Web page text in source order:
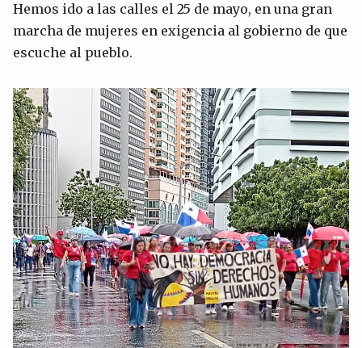
Hemos ido a las calles el 25 de mayo, en una gran
marcha de mujeres en exigencia al gobierno de que
escuche al pueblo.